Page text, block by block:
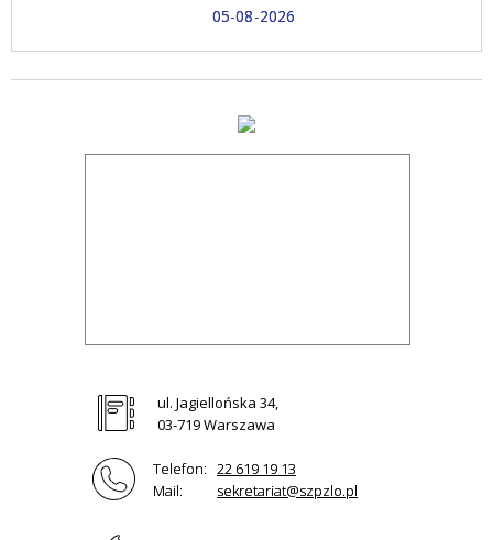
05-08-2026
ul. Jagiellońska 34,
03-719 Warszawa
Telefon:
22 619 19 13
Mail:
sekretariat@szpzlo.pl